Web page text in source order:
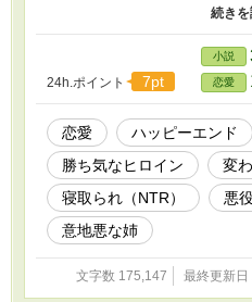
く、だけど皮肉屋で、マチルダ
チルダの恋人を披露する日。 現
イ・オルコット。彼は何と、自分
欺き、マチルダの恋人を完璧に
24h.ポイント
7pt
小説
恋愛
恋愛 ハッピーエンド
勝ち気なヒロイン
変
寝取られ（NTR）
悪
意地悪な姉
文字数 175,147 最終更新